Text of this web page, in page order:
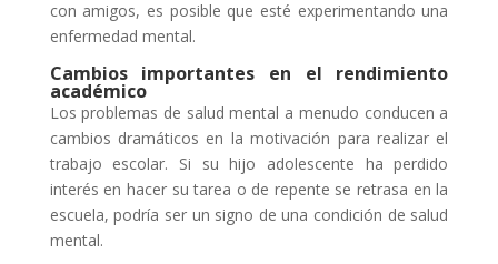
con amigos, es posible que esté experimentando una
enfermedad mental.
Cambios importantes en el rendimiento
académico
Los problemas de salud mental a menudo conducen a
cambios dramáticos en la motivación para realizar el
trabajo escolar. Si su hijo adolescente ha perdido
interés en hacer su tarea o de repente se retrasa en la
escuela, podría ser un signo de una condición de salud
mental.